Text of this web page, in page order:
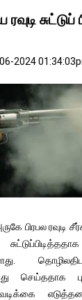
சுட்டுப்
2024
பிரபல ரவுடி
செய்ததாக